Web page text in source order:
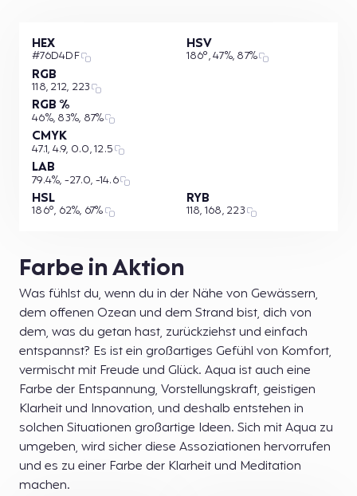
Farbe in Aktion
Was fühlst du, wenn du in der Nähe von Gewässern,
dem offenen Ozean und dem Strand bist, dich von
dem, was du getan hast, zurückziehst und einfach
entspannst? Es ist ein großartiges Gefühl von Komfort,
vermischt mit Freude und Glück. Aqua ist auch eine
Farbe der Entspannung, Vorstellungskraft, geistigen
Klarheit und Innovation, und deshalb entstehen in
solchen Situationen großartige Ideen. Sich mit Aqua zu
umgeben, wird sicher diese Assoziationen hervorrufen
und es zu einer Farbe der Klarheit und Meditation
machen.
HEX
#76D4DF
RGB
118, 212, 223
RGB %
46%, 83%, 87%
CMYK
47.1, 4.9, 0.0, 12.5
LAB
79.4%, -27.0, -14.6
HSL
186°, 62%, 67%
HSV
186°, 47%, 87%
RYB
118, 168, 223